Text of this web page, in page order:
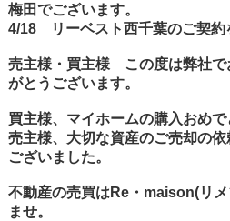
梅田でございます。
4/18 リーベスト西千葉のご契約
売主様・買主様 この度は弊社で
がとうございます。
買主様、マイホームの購入おめで
売主様、大切な資産のご売却の
ございました。
不動産の売買はRe・maison(リ
ませ。